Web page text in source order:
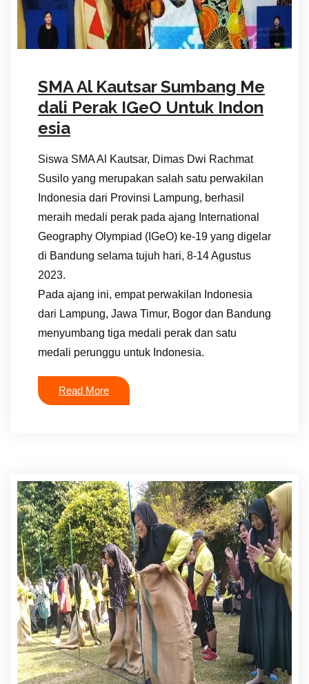
SMA Al Kautsar Sumbang Me
dali Perak IGeO Untuk Indon
esia
Siswa SMA Al Kautsar, Dimas Dwi Rachmat
Susilo yang merupakan salah satu perwakilan
Indonesia dari Provinsi Lampung, berhasil
meraih medali perak pada ajang International
Geography Olympiad (IGeO) ke-19 yang digelar
di Bandung selama tujuh hari, 8-14 Agustus
2023.
Pada ajang ini, empat perwakilan Indonesia
dari Lampung, Jawa Timur, Bogor dan Bandung
menyumbang tiga medali perak dan satu
medali perunggu untuk Indonesia.
Read More